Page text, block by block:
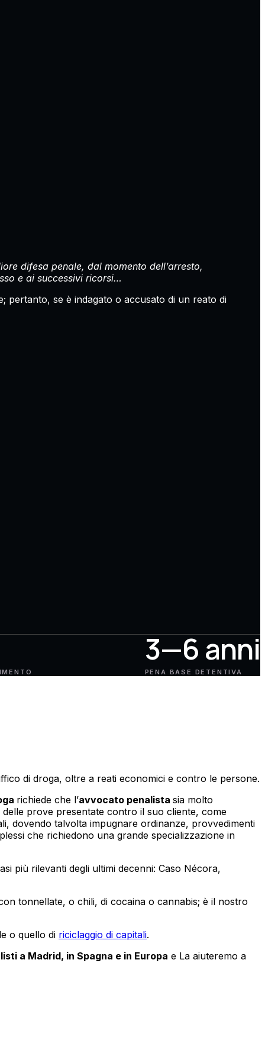
difesa penale, dal momento dell’arresto,
e ai successivi ricorsi…
pertanto, se è indagato o accusato di un reato di
3—6 anni
PENA BASE DETENTIVA
di droga, oltre a reati economici e contro le persone.
richiede che l’avvocato penalista sia molto
prove presentate contro il suo cliente, come
dovendo talvolta impugnare ordinanze, provvedimenti
che richiedono una grande specializzazione in
più rilevanti degli ultimi decenni: Caso Nécora,
tonnellate, o chili, di cocaina o cannabis; è il nostro
o quello di riciclaggio di capitali.
a Madrid, in Spagna e in Europa e La aiuteremo a